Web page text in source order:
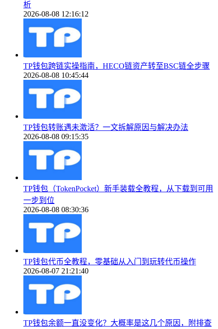
析
2026-08-08 12:16:12
TP钱包跨链实操指南，HECO链资产转至BSC链全步骤
2026-08-08 10:45:44
TP钱包转账遇未激活？一文拆解原因与解决办法
2026-08-08 09:15:35
TP钱包（TokenPocket）新手装载全教程，从下载到可用
一步到位
2026-08-08 08:30:36
TP钱包代币全教程，零基础从入门到玩转代币操作
2026-08-07 21:21:40
TP钱包余额一直没变化？大概率是这几个原因，附排查